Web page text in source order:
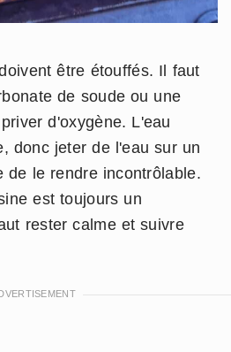
être étouffés. Il faut
de soude ou une
d'oxygène. L'eau
donc jeter de l'eau sur un
de le rendre incontrôlable.
est toujours un
rester calme et suivre